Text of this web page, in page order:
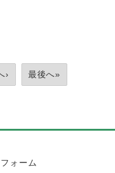
› 最後へ»
ォーム